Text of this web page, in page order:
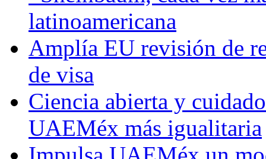
latinoamericana
Amplía EU revisión de
de visa
Ciencia abierta y
UAEMéx más igualitaria